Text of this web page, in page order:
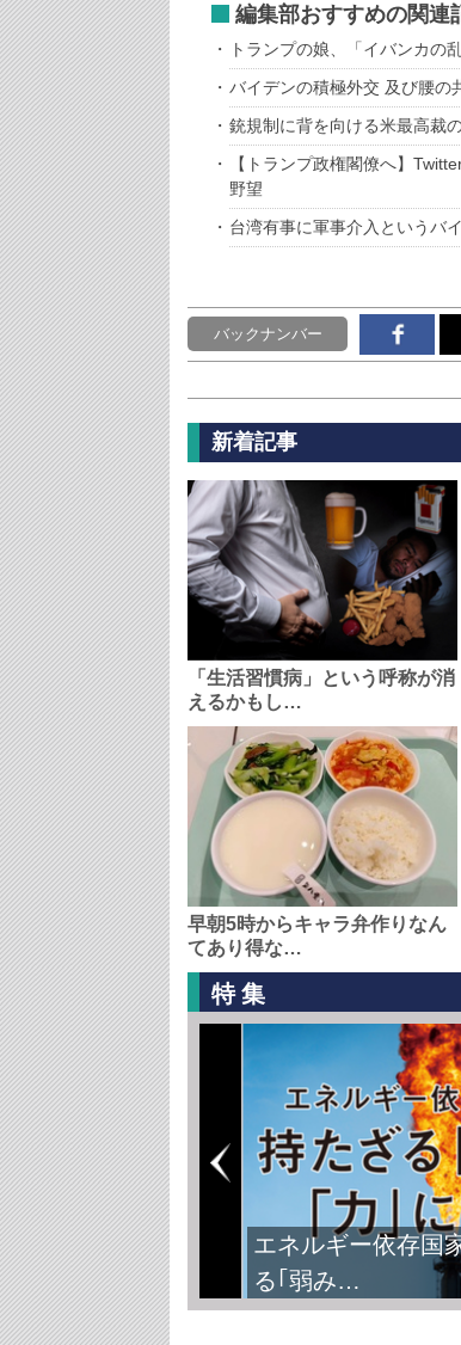
編集部おすすめの関連
トランプの娘、「イバンカの
バイデンの積極外交 及び腰の
銃規制に背を向ける米最高裁
【トランプ政権閣僚へ】
野望
台湾有事に軍事介入というバ
バックナンバー
新着記事
「生活習慣病」という呼称が消
えるかもし…
早朝5時からキャラ弁作りなん
てあり得な…
特集
エネルギー依存
る｢弱み…